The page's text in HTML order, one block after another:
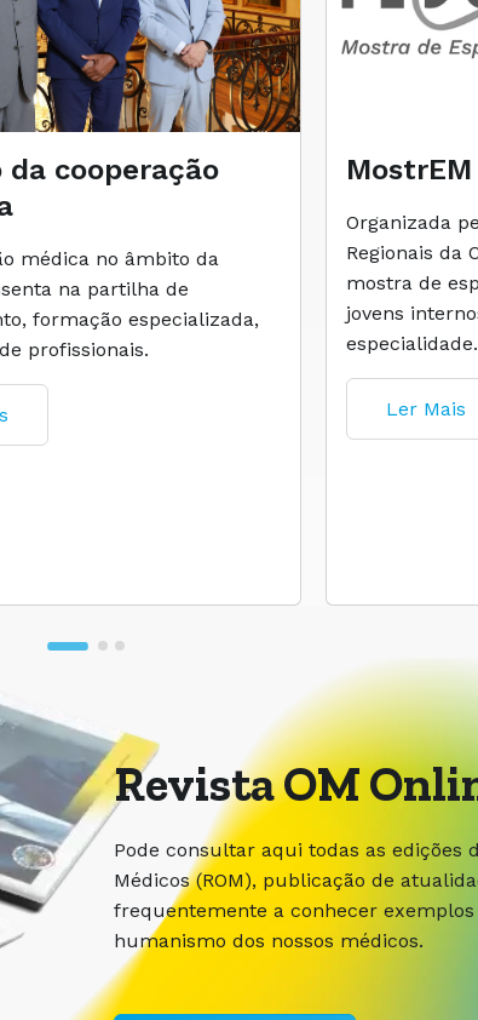
da cooperação
médica no âmbito da
na partilha de
formação especializada,
profissionais.
Organizada
Regionais da
mostra de
jovens
Ler Mais
Revista OM
Pode consultar aqui todas as edições
Médicos (ROM), publicação de
frequentemente a conhecer exemplos
humanismo dos nossos médicos.